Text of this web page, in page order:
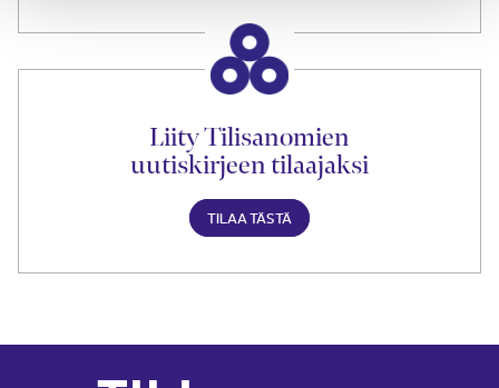
Liity Tilisanomien
uutiskirjeen tilaajaksi
TILAA TÄSTÄ